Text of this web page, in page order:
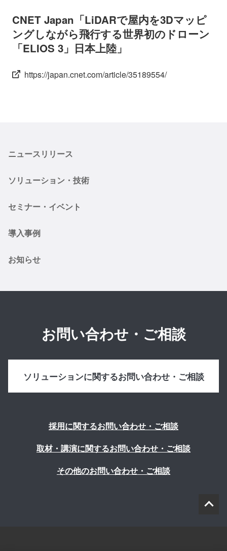
CNET Japan「LiDARで屋内を3Dマッピ
ングしながら飛行する世界初のドローン
「ELIOS 3」日本上陸」
https://japan.cnet.com/article/35189554/
ニュースリリース
ソリューション・技術
セミナー・イベント
導入事例
お知らせ
お問い合わせ・ご相談
ソリューションに関するお問い合わせ・ご相談
採用に関するお問い合わせ・ご相談
取材・講演に関するお問い合わせ・ご相談
その他のお問い合わせ・ご相談